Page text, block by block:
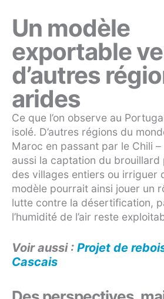
Un modèle
exportable
d’autres
arides
Ce que l’on observe au
isolé. D’autres régions du
Maroc en passant par le Chili
aussi la captation du brouillard
des villages entiers ou irriguer
modèle pourrait ainsi jouer un
lutte contre la désertification,
l’humidité de l’air reste
Voir aussi : Projet de
Cascais